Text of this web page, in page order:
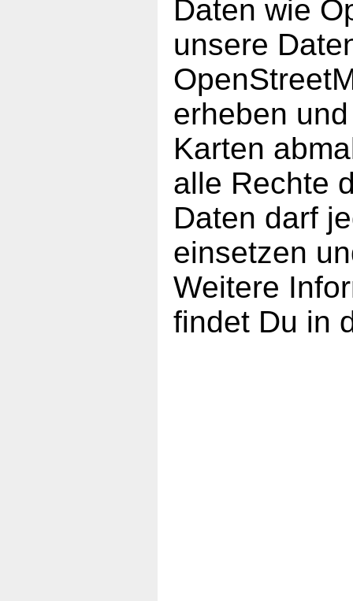
Daten wie
unsere
erheben
Karten
alle Rechte
Daten darf
einsetzen
Weitere
findet Du in